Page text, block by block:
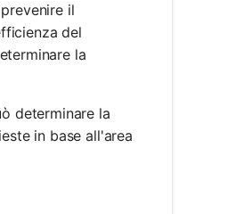
il
del
la
determinare la
in base all'area